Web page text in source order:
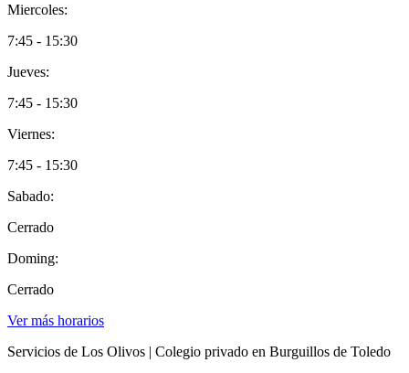
Miercoles:
7:45 - 15:30
Jueves:
7:45 - 15:30
Viernes:
7:45 - 15:30
Sabado:
Cerrado
Doming:
Cerrado
Ver más horarios
Servicios de Los Olivos | Colegio privado en Burguillos de Toledo